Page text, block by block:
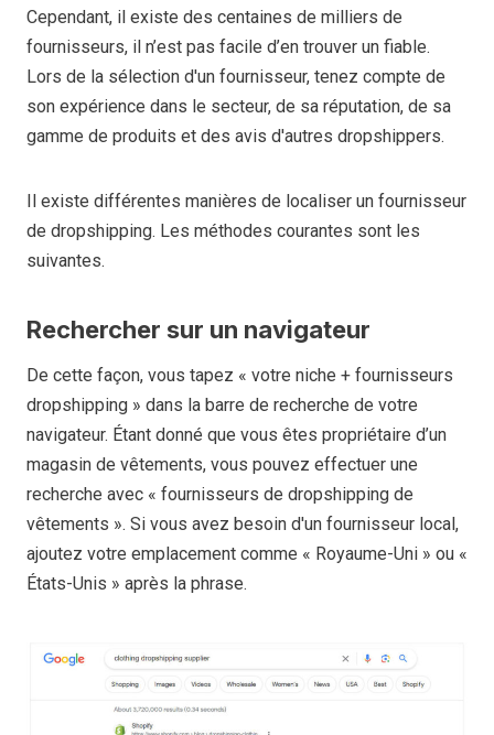
Cependant, il existe des centaines de milliers de
fournisseurs, il n’est pas facile d’en trouver un fiable.
Lors de la sélection d'un fournisseur, tenez compte de
son expérience dans le secteur, de sa réputation, de sa
gamme de produits et des avis d'autres dropshippers.
Il existe différentes manières de localiser un fournisseur
de dropshipping. Les méthodes courantes sont les
suivantes.
Rechercher sur un navigateur
De cette façon, vous tapez « votre niche + fournisseurs
dropshipping » dans la barre de recherche de votre
navigateur. Étant donné que vous êtes propriétaire d’un
magasin de vêtements, vous pouvez effectuer une
recherche avec « fournisseurs de dropshipping de
vêtements ». Si vous avez besoin d'un fournisseur local,
ajoutez votre emplacement comme « Royaume-Uni » ou «
États-Unis » après la phrase.